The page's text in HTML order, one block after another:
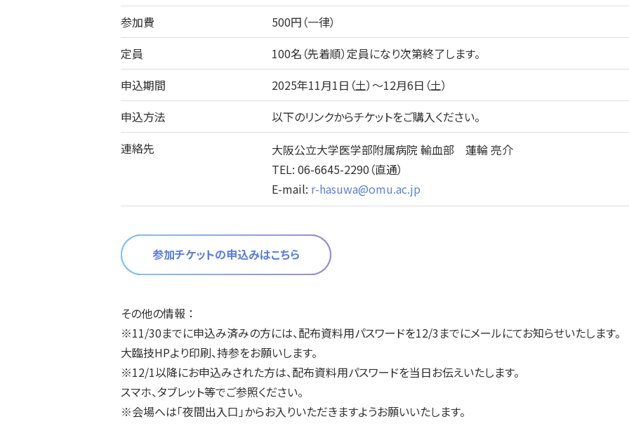
参加費
500円（一律）
定員
100名（先着順）定員になり次第終了します。
申込期間
2025年11月1日（土）～12月6日（土）
申込方法
以下のリンクからチケットをご購入ください。
連絡先
大阪公立大学医学部附属病院 輸血部 蓮輪 亮介
TEL: 06-6645-2290（直通）
E-mail: r-hasuwa@omu.ac.jp
参加チケットの申込みはこちら
その他の情報 ：
※11/30までに申込み済みの方には、配布資料用パスワードを12/3までにメールにてお知らせいたします。
大臨技HPより印刷、持参をお願いします。
※12/1以降にお申込みされた方は、配布資料用パスワードを当日お伝えいたします。
スマホ、タブレット等でご参照ください。
※会場へは「夜間出入口」からお入りいただきますようお願いいたします。